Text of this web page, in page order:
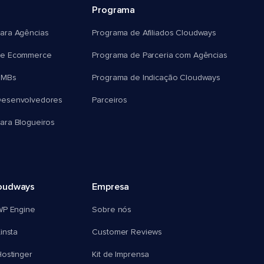
Agências
Ecommerce
Blogueiros
Programa
Programa de Afiliados Cloudways
Programa de Parceria com Agências
Programa de Indicação Cloudways
Parceiros
Engine
Empresa
Sobre nós
Customer Reviews
Kit de Imprensa